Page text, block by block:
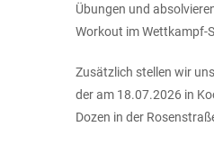
Übungen und
Workout im Wettkampf-
Zusätzlich stellen wir
der am 18.07.2026 in
Dozen in der